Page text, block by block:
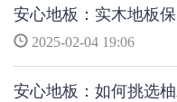
安心地板：实木地板
2025-02-04 19:06
安心地板：如何挑选